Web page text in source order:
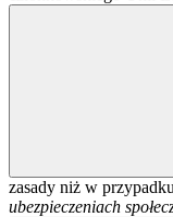
zasady niż w przypadku
ubezpieczeniach